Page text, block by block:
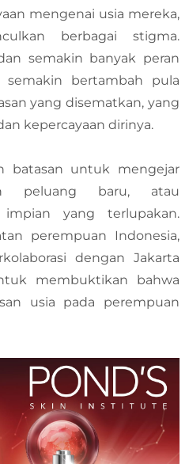
mengenai usia mereka,
berbagai stigma.
semakin banyak peran
semakin bertambah pula
yang disematkan, yang
kepercayaan dirinya.
batasan untuk mengejar
peluang baru, atau
yang terlupakan.
perempuan Indonesia,
dengan Jakarta
membuktikan bahwa
usia pada perempuan